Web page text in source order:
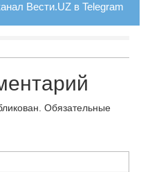
Вести.UZ в Telegram
Обязательные